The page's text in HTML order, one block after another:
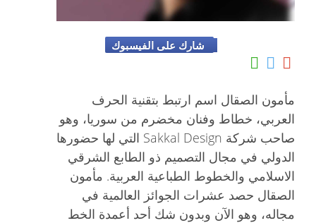
شارك على الفيسبوك
مأمون الصقال اسم ارتبط بتقنية الحرف
العربي، خطاط وفنان مخضرم من سوريا، وهو
صاحب شركة Sakkal Design التي لها حضورها
الدولي في مجال التصميم ذو الطابع الشرقي
الاسلامي والخطوط الطباعية العربية. مأمون
الصقال حصد عشرات الجوائز العالمية في
مجاله، وهو الآن وبدون شك أحد أعمدة الخط